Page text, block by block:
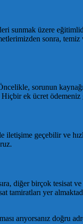
sunmak üzere
sonra,
sorunun
ek ücret
geçebilir ve
birçok tesisat
tamiratları yer
arıyorsanız doğru